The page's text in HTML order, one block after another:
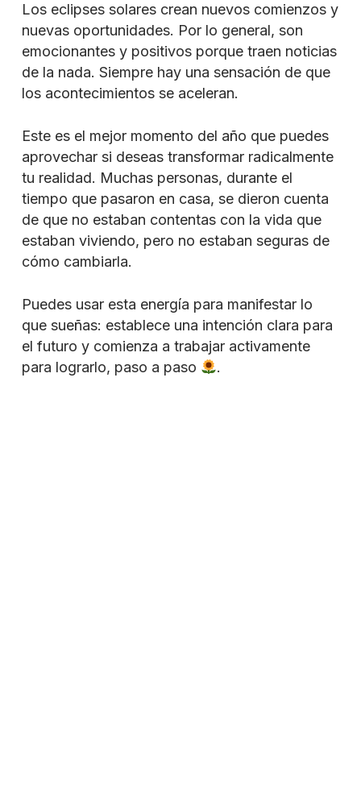
Los eclipses solares crean nuevos comienzos y
nuevas oportunidades. Por lo general, son
emocionantes y positivos porque traen noticias
de la nada. Siempre hay una sensación de que
los acontecimientos se aceleran.
Este es el mejor momento del año que puedes
aprovechar si deseas transformar radicalmente
tu realidad. Muchas personas, durante el
tiempo que pasaron en casa, se dieron cuenta
de que no estaban contentas con la vida que
estaban viviendo, pero no estaban seguras de
cómo cambiarla.
Puedes usar esta energía para manifestar lo
que sueñas: establece una intención clara para
el futuro y comienza a trabajar activamente
para lograrlo, paso a paso
.